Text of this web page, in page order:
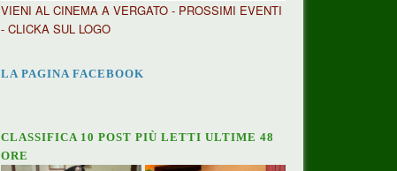
VIENI AL CINEMA A VERGATO - PROSSIMI EVENTI
- CLICKA SUL LOGO
LA PAGINA FACEBOOK
CLASSIFICA 10 POST PIÙ LETTI ULTIME 48
ORE